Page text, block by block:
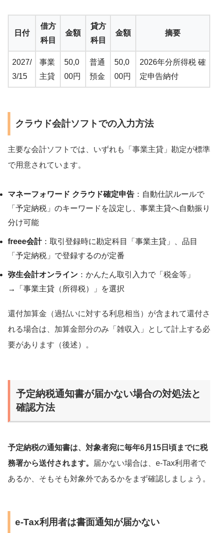
日付
借方
科目
金額
貸方
科目
金額 摘要
2027/
3/15
事業
主貸
50,0
00円
普通
預金
50,0
00円
2026年分所得税 確
定申告納付
クラウド会計ソフトでの入力方法
主要な会計ソフトでは、いずれも「事業主貸」勘定が標準
で用意されています。
マネーフォワード クラウド確定申告 ：自動仕訳ルールで
「予定納税」のキーワードを設定し、事業主貸へ自動振り
分け可能
freee会計：取引登録時に勘定科目「事業主貸」、品目
「予定納税」で登録するのが定番
弥生会計オンライン ：かんたん取引入力で「税金等」
→「事業主貸（所得税）」を選択
還付加算金（過払いに対する利息相当）が含まれて還付さ
れる場合は、加算金部分のみ「雑収入」として計上する必
要があります（後述）。
予定納税通知書が届かない場合の対処法と
確認方法
予定納税の通知書は、対象者宛に毎年6月15日頃までに税
務署から送付されます。
届かない場合は、e-Tax利用者で
あるか、そもそも対象外であるかをまず確認しましょう。
e-Tax利用者は書面通知が届かない